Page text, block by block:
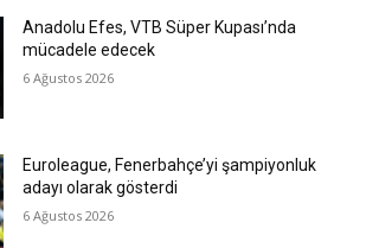
Anadolu Efes, VTB Süper Kupası’nda
mücadele edecek
6 Ağustos 2026
Euroleague, Fenerbahçe’yi şampiyonluk
adayı olarak gösterdi
6 Ağustos 2026